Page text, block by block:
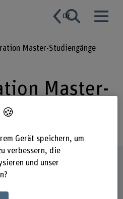
DE
Master-Studiengänge
Master-
Gerät speichern, um
verbessern, die
und unser